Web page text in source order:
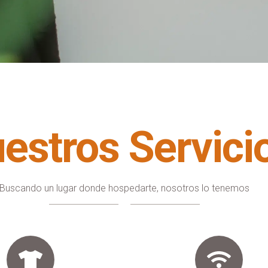
Buscando un lugar donde hospedarte, nosotros lo tenemos